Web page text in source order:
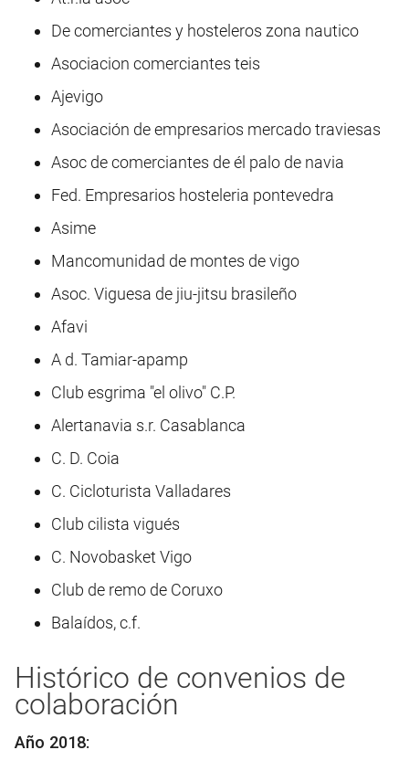
De comerciantes y hosteleros zona nautico
Asociacion comerciantes teis
Ajevigo
Asociación de empresarios mercado traviesas
Asoc de comerciantes de él palo de navia
Fed. Empresarios hosteleria pontevedra
Asime
Mancomunidad de montes de vigo
Asoc. Viguesa de jiu-jitsu brasileño
Afavi
A d. Tamiar-apamp
Club esgrima "el olivo" C.P.
Alertanavia s.r. Casablanca
C. D. Coia
C. Cicloturista Valladares
Club cilista vigués
C. Novobasket Vigo
Club de remo de Coruxo
Balaídos, c.f.
Histórico de convenios de
colaboración
Año 2018: